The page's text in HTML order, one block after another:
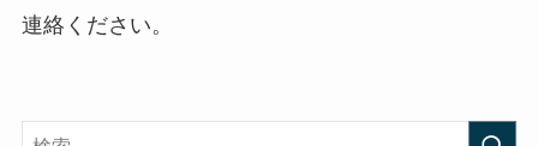
連絡ください。